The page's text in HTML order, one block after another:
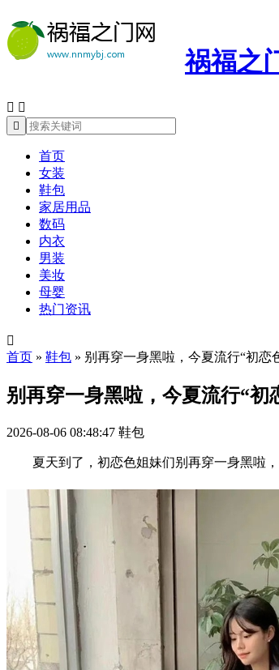
祸福之
 

首页
女装
鞋包
家居用品
数码
内衣
男装
美妆
母婴
热门资讯

首页 » 鞋包 » 别再穿一身黑啦，今夏流行“初恋
别再穿一身黑啦，今夏流行“初
2026-08-06 08:48:47 鞋包
夏天到了，初恋色姐妹们别再穿一身黑啦，